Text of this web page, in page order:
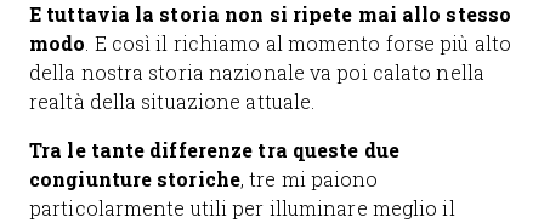
E tuttavia la storia non si ripete mai allo stesso
modo . E così il richiamo al momento forse più alto
della nostra storia nazionale va poi calato nella
realtà della situazione attuale.
Tra le tante differenze tra queste due
congiunture storiche, tre mi paiono
particolarmente utili per illuminare meglio il